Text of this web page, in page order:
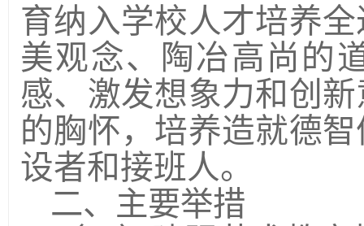
育纳入学校人才培养
美观念、陶冶高尚的
感、激发想象力和创
的胸怀，培养造就德
设者和接班人。
二、主要举措